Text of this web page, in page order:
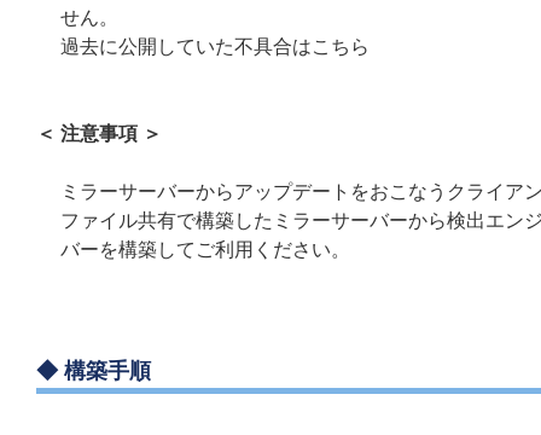
せん。
過去に公開していた不具合はこちら
＜ 注意事項 ＞
ミラーサーバーからアップデートをおこなうクライ
ファイル共有で構築したミラーサーバーから検出エン
バーを構築してご利用ください。
◆ 構築手順